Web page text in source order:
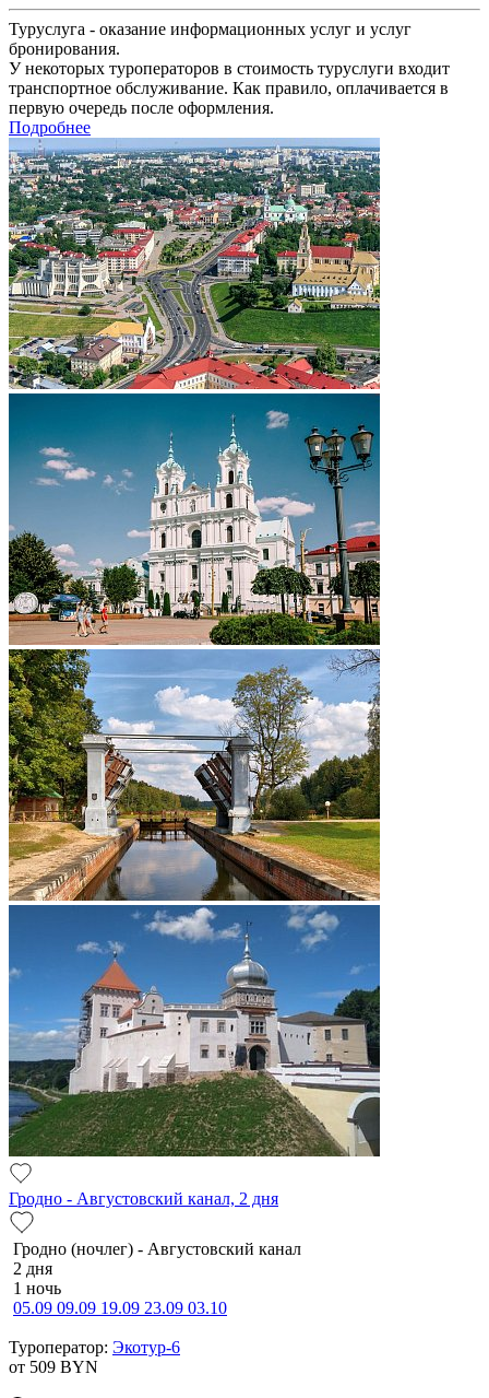
Туруслуга - оказание информационных услуг и услуг
бронирования.
У некоторых туроператоров в стоимость туруслуги входит
транспортное обслуживание. Как правило, оплачивается в
первую очередь после оформления.
Подробнее
Гродно - Августовский канал, 2 дня
Гродно (ночлег) - Августовский канал
2 дня
1 ночь
05.09 09.09 19.09 23.09 03.10
Туроператор: Экотур-6
от 509 BYN